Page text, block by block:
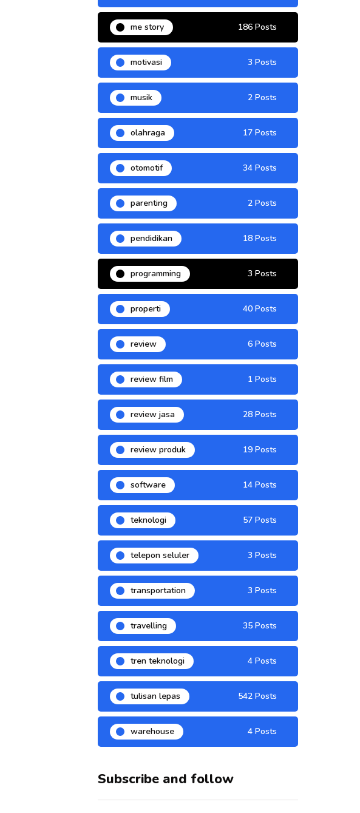
me story 186 Posts
motivasi 3 Posts
musik 2 Posts
olahraga 17 Posts
otomotif 34 Posts
parenting 2 Posts
pendidikan 18 Posts
programming 3 Posts
properti 40 Posts
review 6 Posts
review film 1 Posts
review jasa 28 Posts
review produk 19 Posts
software 14 Posts
teknologi 57 Posts
telepon seluler 3 Posts
transportation 3 Posts
travelling 35 Posts
tren teknologi 4 Posts
tulisan lepas 542 Posts
warehouse 4 Posts
Subscribe and follow